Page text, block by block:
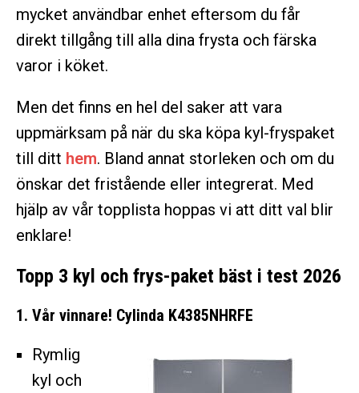
mycket användbar enhet eftersom du får
direkt tillgång till alla dina frysta och färska
varor i köket.
Men det finns en hel del saker att vara
uppmärksam på när du ska köpa kyl-fryspaket
till ditt hem. Bland annat storleken och om du
önskar det fristående eller integrerat. Med
hjälp av vår topplista hoppas vi att ditt val blir
enklare!
Topp 3 kyl och frys-paket bäst i test 2026
1. Vår vinnare! Cylinda K4385NHRFE
Rymlig
kyl och